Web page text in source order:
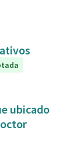
ubicado